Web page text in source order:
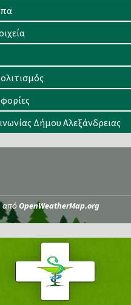
Δήμου Αλεξάνδρειας
από OpenWeatherMap.org